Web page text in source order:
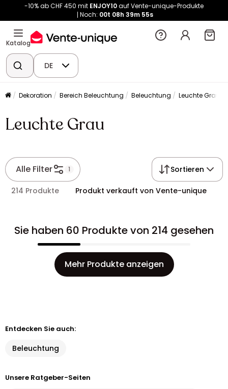
-10% ab CHF 450 mit ENJOY10auf Vente-unique-Produkte
Noch: 00t 08h 39m 54s
Katalog
DE
Dekoration Bereich Beleuchtung Beleuchtung Leuchte Grau
Leuchte Grau
Alle Filter 1 Sortieren
214 Produkte Produkt verkauft von Vente-unique
Sie haben 60 Produkte von 214 gesehen
Mehr Produkte anzeigen
Entdecken Sie auch:
Beleuchtung
Unsere Ratgeber-Seiten